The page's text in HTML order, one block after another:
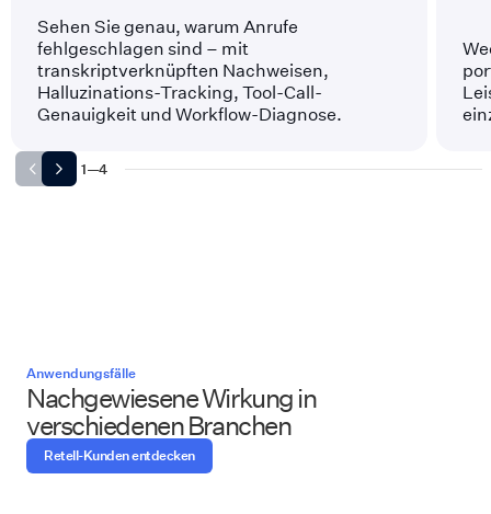
Sehen Sie genau, warum Anrufe
fehlgeschlagen sind – mit
transkriptverknüpften Nachweisen,
Halluzinations-Tracking, Tool-Call-
Genauigkeit und Workflow-Diagnose.
1—4
Anwendungsfälle
Nachgewiesene Wirkung in
verschiedenen Branchen
Retell-Kunden entdecken